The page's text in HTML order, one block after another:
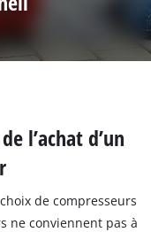
l’achat d’un
de compresseurs
ne conviennent pas à